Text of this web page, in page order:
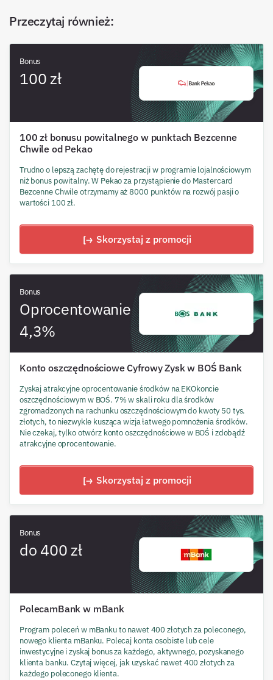
Przeczytaj również:
Bonus
100 zł
100 zł bonusu powitalnego w punktach Bezcenne
Chwile od Pekao
Trudno o lepszą zachętę do rejestracji w programie lojalnościowym
niż bonus powitalny. W Pekao za przystąpienie do Mastercard
Bezcenne Chwile otrzymamy aż 8000 punktów na rozwój pasji o
wartości 100 zł.
Skorzystaj z promocji
Bonus
Oprocentowanie
4,3%
Konto oszczędnościowe Cyfrowy Zysk w BOŚ Bank
Zyskaj atrakcyjne oprocentowanie środków na EKOkoncie
oszczędnościowym w BOŚ. 7% w skali roku dla środków
zgromadzonych na rachunku oszczędnościowym do kwoty 50 tys.
złotych, to niezwykle kusząca wizja łatwego pomnożenia środków.
Nie czekaj, tylko otwórz konto oszczędnościowe w BOŚ i zdobądź
atrakcyjne oprocentowanie.
Skorzystaj z promocji
Bonus
do 400 zł
PolecamBank w mBank
Program poleceń w mBanku to nawet 400 złotych za poleconego,
nowego klienta mBanku. Polecaj konta osobiste lub cele
inwestycyjne i zyskaj bonus za każdego, aktywnego, pozyskanego
klienta banku. Czytaj więcej, jak uzyskać nawet 400 złotych za
każdego poleconego klienta.